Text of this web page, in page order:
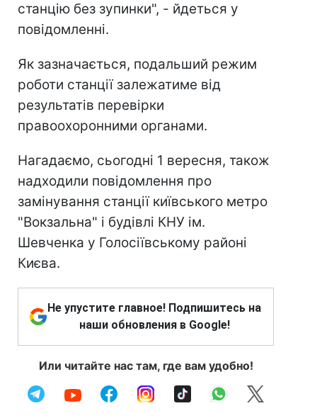
станцію без зупинки", - йдеться у
повідомленні.
Як зазначається, подальший режим
роботи станції залежатиме від
результатів перевірки
правоохоронними органами.
Нагадаємо, сьогодні 1 вересня, також
надходили повідомлення про
замінування станції київського метро
"Вокзальна" і будівлі КНУ ім.
Шевченка у Голосіївському районі
Києва.
Не упустите главное! Подпишитесь на
наши обновления в Google!
Или читайте нас там, где вам удобно!